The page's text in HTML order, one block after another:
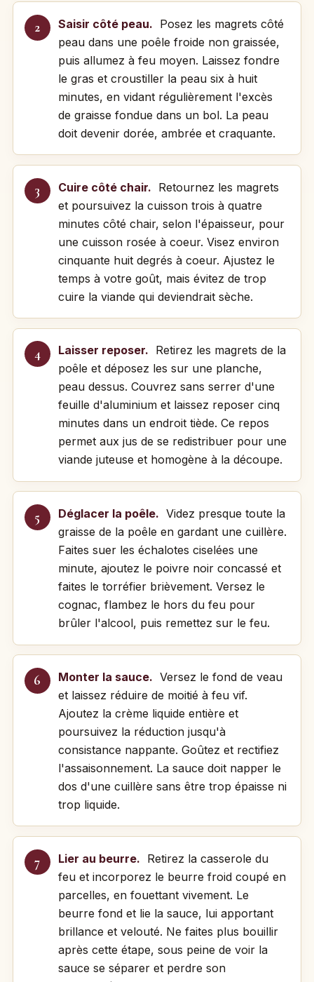
Saisir côté peau. Posez les magrets côté
peau dans une poêle froide non graissée,
puis allumez à feu moyen. Laissez fondre
le gras et croustiller la peau six à huit
minutes, en vidant régulièrement l'excès
de graisse fondue dans un bol. La peau
doit devenir dorée, ambrée et craquante.
Cuire côté chair. Retournez les magrets
et poursuivez la cuisson trois à quatre
minutes côté chair, selon l'épaisseur, pour
une cuisson rosée à coeur. Visez environ
cinquante huit degrés à coeur. Ajustez le
temps à votre goût, mais évitez de trop
cuire la viande qui deviendrait sèche.
Laisser reposer. Retirez les magrets de la
poêle et déposez les sur une planche,
peau dessus. Couvrez sans serrer d'une
feuille d'aluminium et laissez reposer cinq
minutes dans un endroit tiède. Ce repos
permet aux jus de se redistribuer pour une
viande juteuse et homogène à la découpe.
Déglacer la poêle. Videz presque toute la
graisse de la poêle en gardant une cuillère.
Faites suer les échalotes ciselées une
minute, ajoutez le poivre noir concassé et
faites le torréfier brièvement. Versez le
cognac, flambez le hors du feu pour
brûler l'alcool, puis remettez sur le feu.
Monter la sauce. Versez le fond de veau
et laissez réduire de moitié à feu vif.
Ajoutez la crème liquide entière et
poursuivez la réduction jusqu'à
consistance nappante. Goûtez et rectifiez
l'assaisonnement. La sauce doit napper le
dos d'une cuillère sans être trop épaisse ni
trop liquide.
Lier au beurre. Retirez la casserole du
feu et incorporez le beurre froid coupé en
parcelles, en fouettant vivement. Le
beurre fond et lie la sauce, lui apportant
brillance et velouté. Ne faites plus bouillir
après cette étape, sous peine de voir la
sauce se séparer et perdre son